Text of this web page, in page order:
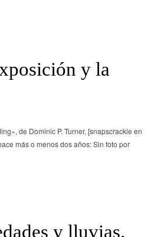
y la
de Dominic P. Turner, [snapscrackle en
más o menos dos años: Sin foto por
y lluvias.